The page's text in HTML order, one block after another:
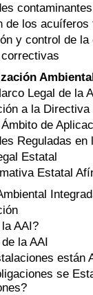
de los
y control de la
Legal de la
a la
de
Reguladas en
Estatal
Estatal
AAI?
la AAI
están
se